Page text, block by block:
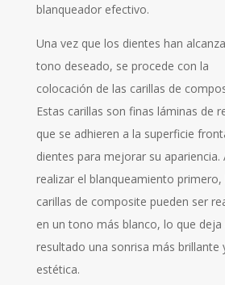
blanqueador efectivo.
Una vez que los dientes han
tono deseado, se procede con la
colocación de las carillas de
Estas carillas son finas láminas de
que se adhieren a la superficie
dientes para mejorar su apariencia.
realizar el blanqueamiento primero,
carillas de composite pueden ser
en un tono más blanco, lo que
resultado una sonrisa más brillante
estética.